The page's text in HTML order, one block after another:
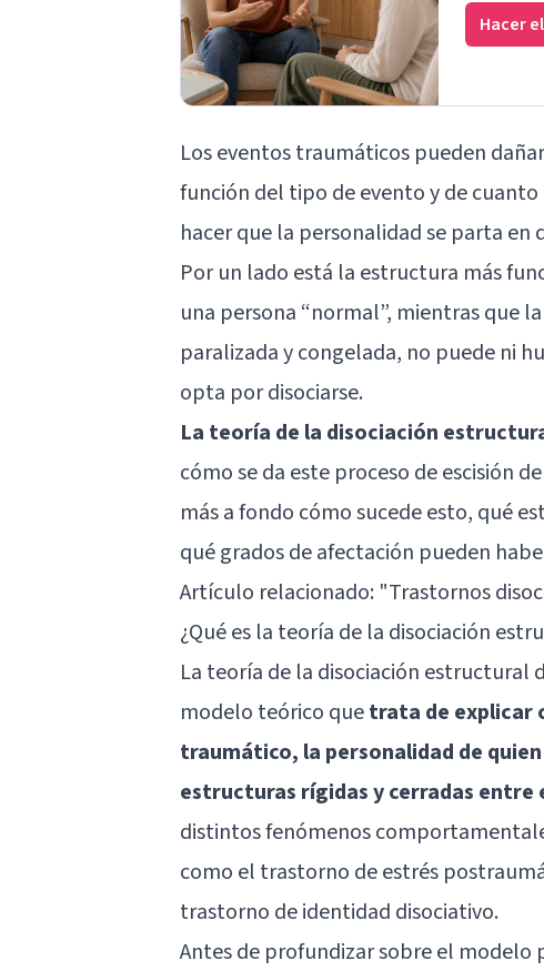
Hacer
Los eventos traumáticos pueden
función del tipo de evento y de
hacer que la personalidad se parta en
Por un lado está la estructura más
una persona “normal”, mientras que
paralizada y congelada, no puede ni
opta por disociarse.
La teoría de la disociación
cómo se da este proceso de escisión
más a fondo cómo sucede esto, qué
qué grados de afectación pueden
Artículo relacionado: "Trastornos
¿Qué es la teoría de la disociación
La teoría de la disociación estructural
modelo teórico quetrata de explicar
traumático, la personalidad de
estructuras rígidas y cerradas entre
distintos fenómenos
como el trastorno de estrés
trastorno de identidad disociativo.
Antes de profundizar sobre el